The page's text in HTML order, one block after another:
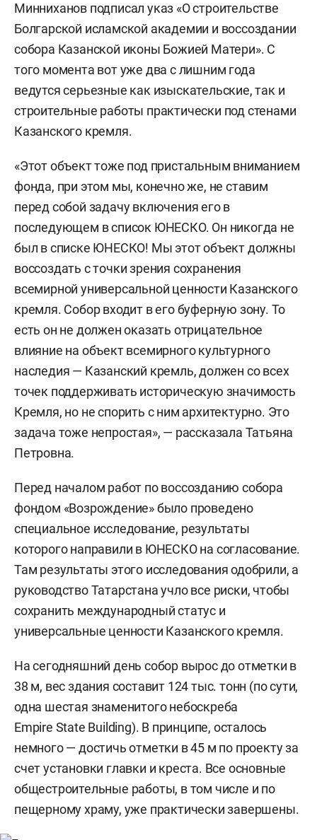
Минниханов подписал указ «О строительстве
Болгарской исламской академии и воссоздании
собора Казанской иконы Божией Матери». С
того момента вот уже два с лишним года
ведутся серьезные как изыскательские, так и
строительные работы практически под стенами
Казанского кремля.
«Этот объект тоже под пристальным вниманием
фонда, при этом мы, конечно же, не ставим
перед собой задачу включения его в
последующем в список ЮНЕСКО. Он никогда не
был в списке ЮНЕСКО! Мы этот объект должны
воссоздать с точки зрения сохранения
всемирной универсальной ценности Казанского
кремля. Собор входит в его буферную зону. То
есть он не должен оказать отрицательное
влияние на объект всемирного культурного
наследия — Казанский кремль, должен со всех
точек поддерживать историческую значимость
Кремля, но не спорить с ним архитектурно. Это
задача тоже непростая», — рассказала Татьяна
Петровна.
Перед началом работ по воссозданию собора
фондом «Возрождение» было проведено
специальное исследование, результаты
которого направили в ЮНЕСКО на согласование.
Там результаты этого исследования одобрили, а
руководство Татарстана учло все риски, чтобы
сохранить международный статус и
универсальные ценности Казанского кремля.
На сегодняшний день собор вырос до отметки в
38 м, вес здания составит 124 тыс. тонн (по сути,
одна шестая знаменитого небоскреба
Empire State Building). В принципе, осталось
немного — достичь отметки в 45 м по проекту за
счет установки главки и креста. Все основные
общестроительные работы, в том числе и по
пещерному храму, уже практически завершены.